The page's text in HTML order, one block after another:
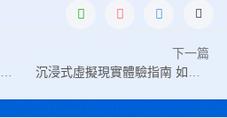
下一篇
沉浸式虛擬現實體驗指南 如何打造沉浸式VR體驗